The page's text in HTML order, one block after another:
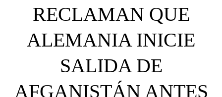
RECLAMAN QUE
ALEMANIA INICIE
SALIDA DE
AFGANISTÁN ANTES